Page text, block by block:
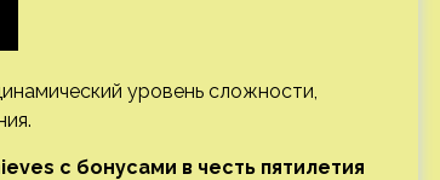
уровень сложности,
с бонусами в честь пятилетия